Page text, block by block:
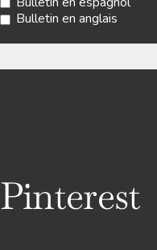
Bulletin en anglais
Pinterest